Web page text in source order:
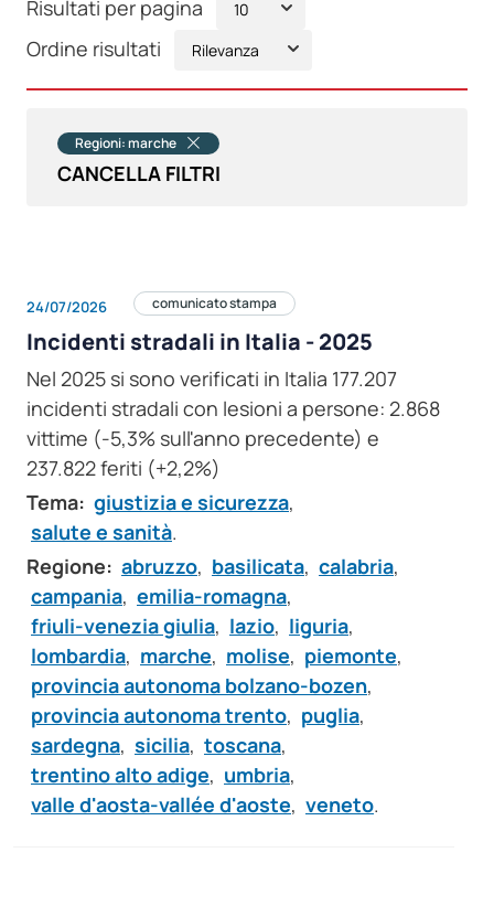
Risultati per pagina
Ordine risultati
Regioni: marche
CANCELLA FILTRI
24/07/2026 comunicato stampa
Incidenti stradali in Italia - 2025
Nel 2025 si sono verificati in Italia 177.207
incidenti stradali con lesioni a persone: 2.868
vittime (-5,3% sull'anno precedente) e
237.822 feriti (+2,2%)
Tema: giustizia e sicurezza,
salute e sanità.
Regione: abruzzo, basilicata, calabria,
campania, emilia-romagna,
friuli-venezia giulia, lazio, liguria,
lombardia, marche, molise, piemonte,
provincia autonoma bolzano-bozen,
provincia autonoma trento, puglia,
sardegna, sicilia, toscana,
trentino alto adige, umbria,
valle d'aosta-vallée d'aoste, veneto.